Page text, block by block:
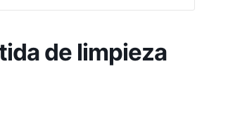
de limpieza